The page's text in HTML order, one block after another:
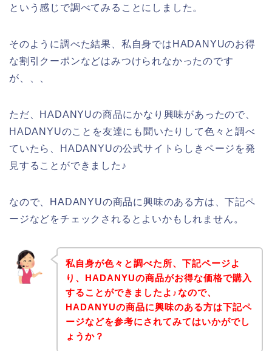
という感じで調べてみることにしました。
そのように調べた結果、私自身ではHADANYUのお得
な割引クーポンなどはみつけられなかったのです
が、、、
ただ、HADANYUの商品にかなり興味があったので、
HADANYUのことを友達にも聞いたりして色々と調べ
ていたら、HADANYUの公式サイトらしきページを発
見することができました♪
なので、HADANYUの商品に興味のある方は、下記ペ
ージなどをチェックされるとよいかもしれません。
私自身が色々と調べた所、下記ページよ
り、HADANYUの商品がお得な価格で購入
することができましたよ♪なので、
HADANYUの商品に興味のある方は下記ペ
ージなどを参考にされてみてはいかがでし
ょうか？